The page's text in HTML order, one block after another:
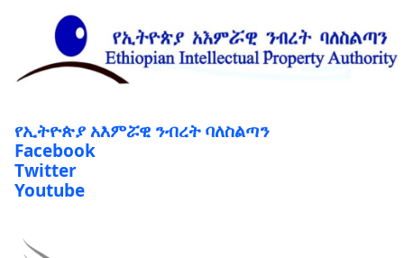
የኢትዮጵያ አእምሯዊ ንብረት ባለስልጣን
Facebook
Twitter
Youtube